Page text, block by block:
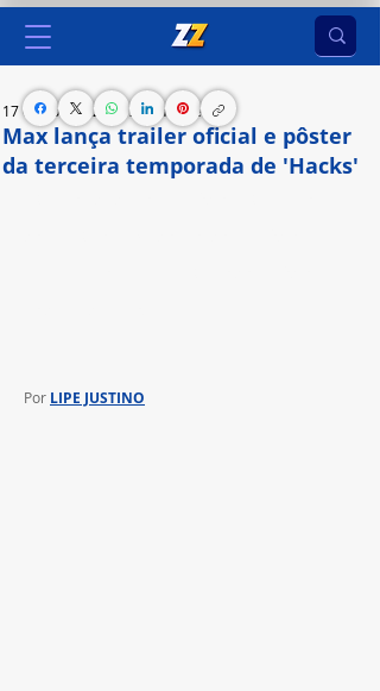
Max lança trailer oficial e pôster
da terceira temporada de 'Hacks'
17 de abr. de 2024 2 min de leitura
Por LIPE JUSTINO